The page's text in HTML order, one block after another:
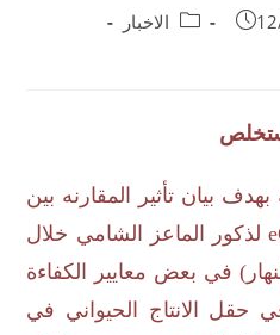
الاخبار
تأثير المقارنه بين
الماعز الشامي خلال
في بعض معايير الكفاءة
حقل الانتاج الحيواني في